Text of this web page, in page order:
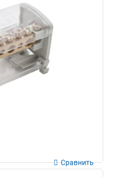
Сравнить